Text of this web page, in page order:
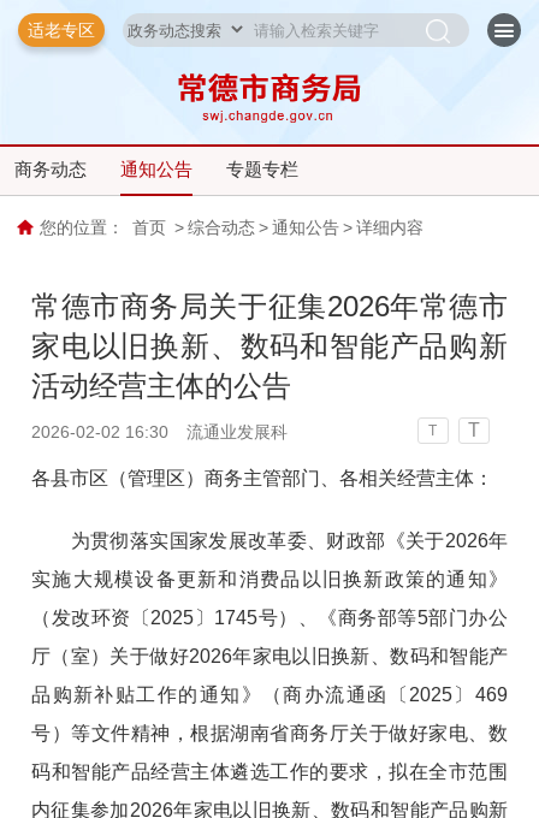
适老专区
商务动态 通知公告 专题专栏
您的位置： 首页 > 综合动态 > 通知公告 > 详细内容
常德市商务局关于征集2026年常德市
家电以旧换新、数码和智能产品购新
活动经营主体的公告
2026-02-02 16:30 流通业发展科 T T
各县市区（管理区）商务主管部门、各相关经营主体：
为贯彻落实国家发展改革委、财政部《关于2026年
实施大规模设备更新和消费品以旧换新政策的通知》
（发改环资〔2025〕1745号）、《商务部等5部门办公
厅（室）关于做好2026年家电以旧换新、数码和智能产
品购新补贴工作的通知》（商办流通函〔2025〕469
号）等文件精神，根据湖南省商务厅关于做好家电、数
码和智能产品经营主体遴选工作的要求，拟在全市范围
内征集参加2026年家电以旧换新、数码和智能产品购新